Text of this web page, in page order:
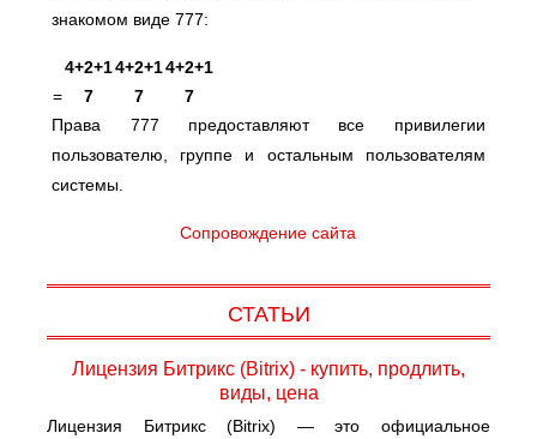
знакомом виде 777:
4+2+14+2+14+2+1
=
7 7
7
Права 777 предоставляют все привилегии
пользователю, группе и остальным пользователям
системы.
Сопровождение сайта
СТАТЬИ
Лицензия Битрикс (Bitrix) - купить, продлить,
виды, цена
Лицензия Битрикс (Bitrix) — это официальное